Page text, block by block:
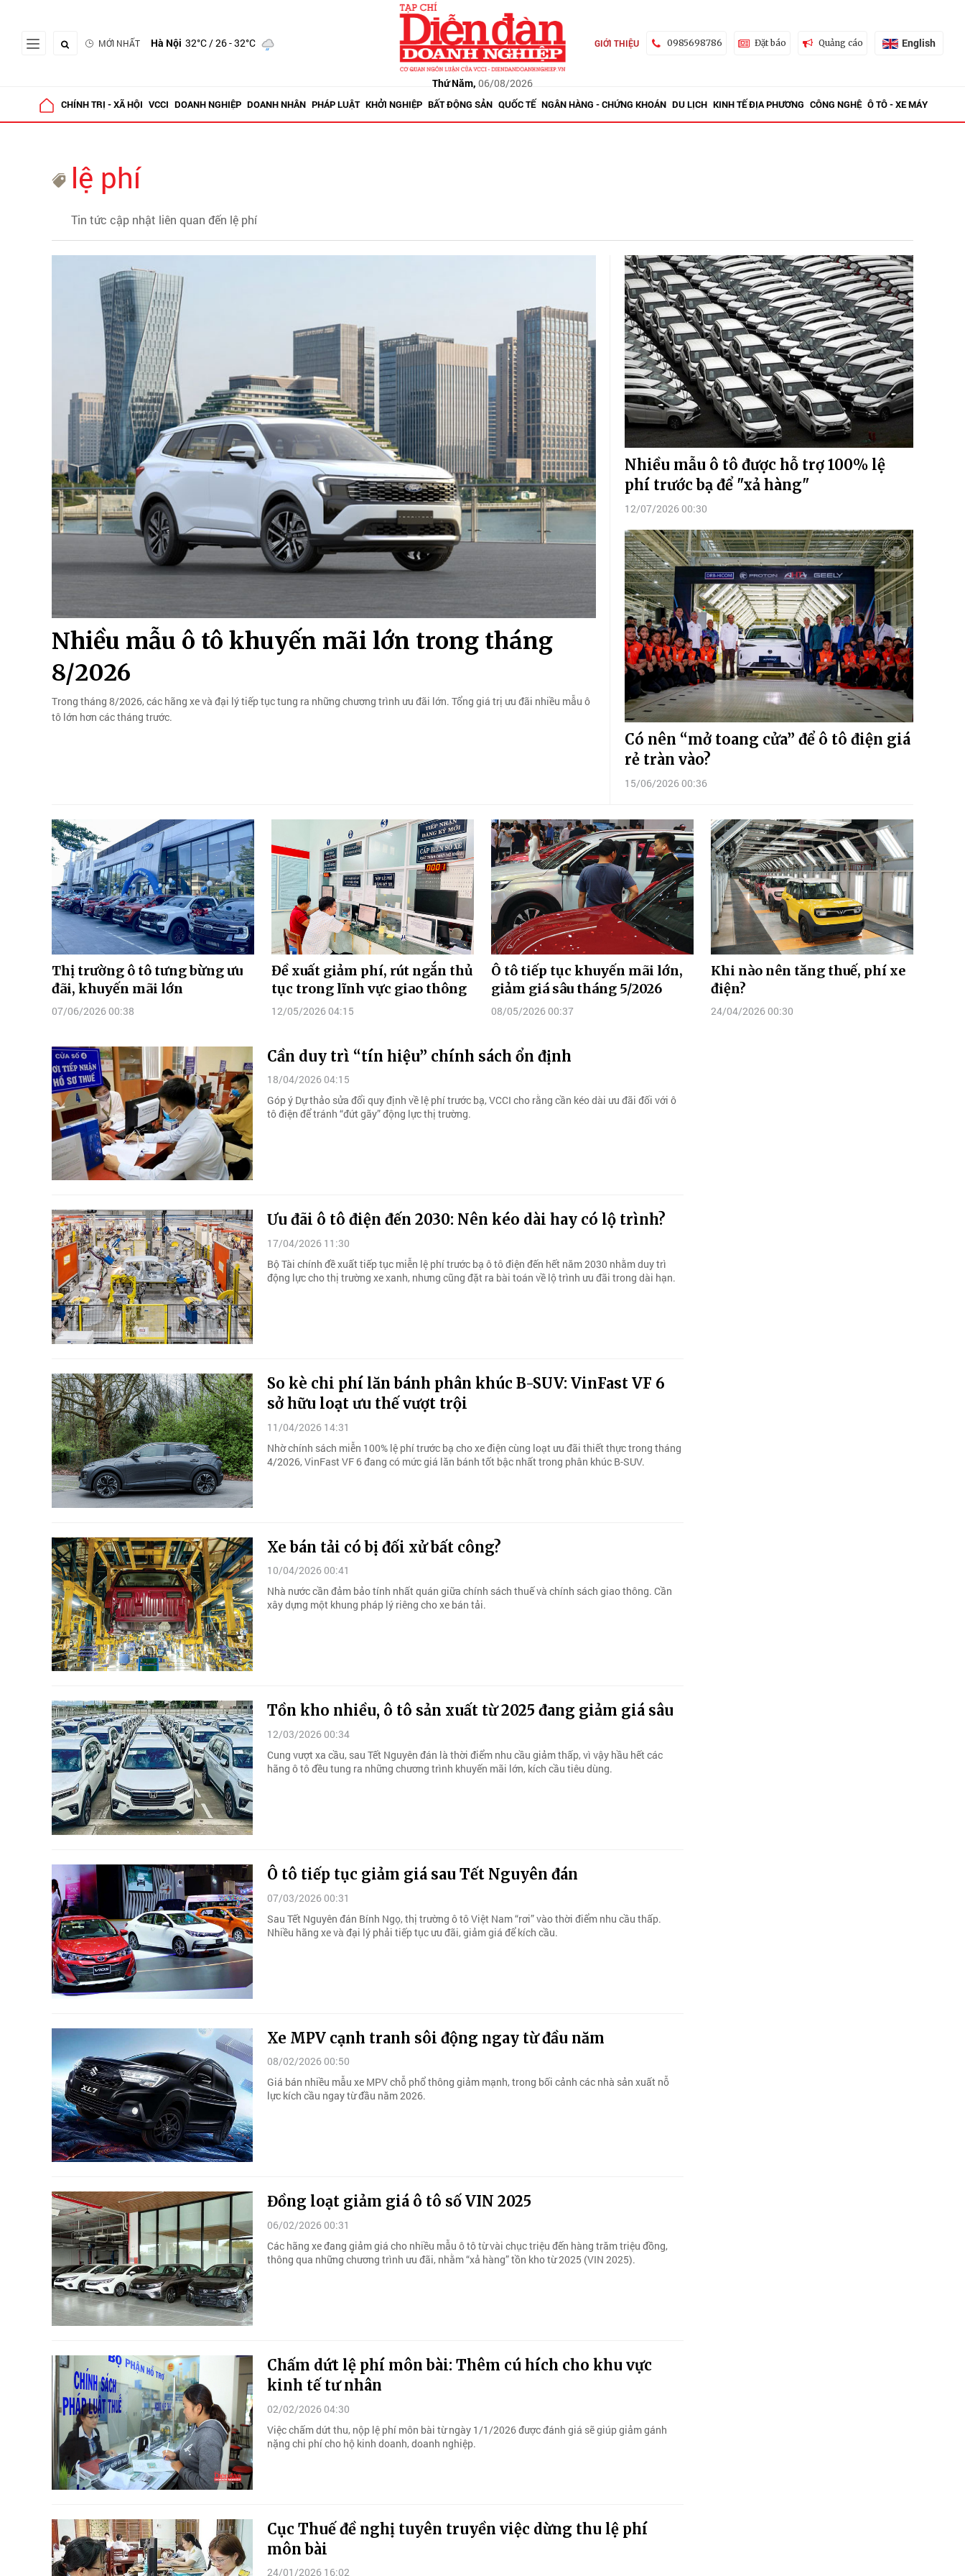
MỚI NHẤT Hà Nội 32°C/ 26 - 32°C
Thứ Năm, 06/08/2026
GIỚI THIỆU 0985698786 Đặt báo Quảng cáo English
CHÍNH TRỊ - XÃ HỘI VCCI DOANH NGHIỆP DOANH NHÂN PHÁP LUẬT KHỞI NGHIỆP BẤT ĐỘNG SẢN QUỐC TẾ NGÂN HÀNG - CHỨNG KHOÁN DU LỊCH KINH TẾ ĐỊA PHƯƠNG CÔNG NGHỆ Ô TÔ - XE MÁY
lệ phí
Tin tức cập nhật liên quan đến lệ phí
Nhiều mẫu ô tô khuyến mãi lớn trong tháng
8/2026
Trong tháng 8/2026, các hãng xe và đại lý tiếp tục tung ra những chương trình ưu đãi lớn. Tổng giá trị ưu đãi nhiều mẫu ô
tô lớn hơn các tháng trước.
Nhiều mẫu ô tô được hỗ trợ 100% lệ
phí trước bạ để "xả hàng"
12/07/2026 00:30
Có nên “mở toang cửa” để ô tô điện giá
rẻ tràn vào?
15/06/2026 00:36
Thị trường ô tô tưng bừng ưu
đãi, khuyến mãi lớn
07/06/2026 00:38
Đề xuất giảm phí, rút ngắn thủ
tục trong lĩnh vực giao thông
12/05/2026 04:15
Ô tô tiếp tục khuyến mãi lớn,
giảm giá sâu tháng 5/2026
08/05/2026 00:37
Khi nào nên tăng thuế, phí xe
điện?
24/04/2026 00:30
Cần duy trì “tín hiệu” chính sách ổn định
18/04/2026 04:15
Góp ý Dự thảo sửa đổi quy định về lệ phí trước bạ, VCCI cho rằng cần kéo dài ưu đãi đối với ô
tô điện để tránh “đứt gãy” động lực thị trường.
Ưu đãi ô tô điện đến 2030: Nên kéo dài hay có lộ trình?
17/04/2026 11:30
Bộ Tài chính đề xuất tiếp tục miễn lệ phí trước bạ ô tô điện đến hết năm 2030 nhằm duy trì
động lực cho thị trường xe xanh, nhưng cũng đặt ra bài toán về lộ trình ưu đãi trong dài hạn.
So kè chi phí lăn bánh phân khúc B-SUV: VinFast VF 6
sở hữu loạt ưu thế vượt trội
11/04/2026 14:31
Nhờ chính sách miễn 100% lệ phí trước bạ cho xe điện cùng loạt ưu đãi thiết thực trong tháng
4/2026, VinFast VF 6 đang có mức giá lăn bánh tốt bậc nhất trong phân khúc B-SUV.
Xe bán tải có bị đối xử bất công?
10/04/2026 00:41
Nhà nước cần đảm bảo tính nhất quán giữa chính sách thuế và chính sách giao thông. Cần
xây dựng một khung pháp lý riêng cho xe bán tải.
Tồn kho nhiều, ô tô sản xuất từ 2025 đang giảm giá sâu
12/03/2026 00:34
Cung vượt xa cầu, sau Tết Nguyên đán là thời điểm nhu cầu giảm thấp, vì vậy hầu hết các
hãng ô tô đều tung ra những chương trình khuyến mãi lớn, kích cầu tiêu dùng.
Ô tô tiếp tục giảm giá sau Tết Nguyên đán
07/03/2026 00:31
Sau Tết Nguyên đán Bính Ngọ, thị trường ô tô Việt Nam “rơi” vào thời điểm nhu cầu thấp.
Nhiều hãng xe và đại lý phải tiếp tục ưu đãi, giảm giá để kích cầu.
Xe MPV cạnh tranh sôi động ngay từ đầu năm
08/02/2026 00:50
Giá bán nhiều mẫu xe MPV chỗ phổ thông giảm mạnh, trong bối cảnh các nhà sản xuất nỗ
lực kích cầu ngay từ đầu năm 2026.
Đồng loạt giảm giá ô tô số VIN 2025
06/02/2026 00:31
Các hãng xe đang giảm giá cho nhiều mẫu ô tô từ vài chục triệu đến hàng trăm triệu đồng,
thông qua những chương trình ưu đãi, nhằm “xả hàng” tồn kho từ 2025 (VIN 2025).
Chấm dứt lệ phí môn bài: Thêm cú hích cho khu vực
kinh tế tư nhân
02/02/2026 04:30
Việc chấm dứt thu, nộp lệ phí môn bài từ ngày 1/1/2026 được đánh giá sẽ giúp giảm gánh
nặng chi phí cho hộ kinh doanh, doanh nghiệp.
Cục Thuế đề nghị tuyên truyền việc dừng thu lệ phí
môn bài
24/01/2026 16:02